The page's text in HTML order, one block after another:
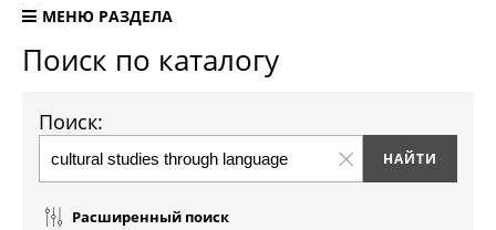
МЕНЮ РАЗДЕЛА
Поиск по каталогу
Поиск:
Расширенный поиск